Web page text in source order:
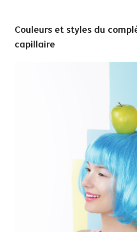
Couleurs et styles du
capillaire